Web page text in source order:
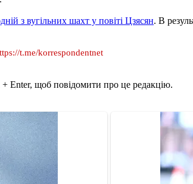
з вугільних шахт у повіті Цзясян. В
t.me/korrespondentnet
+ Enter, щоб повідомити про це редакцію.